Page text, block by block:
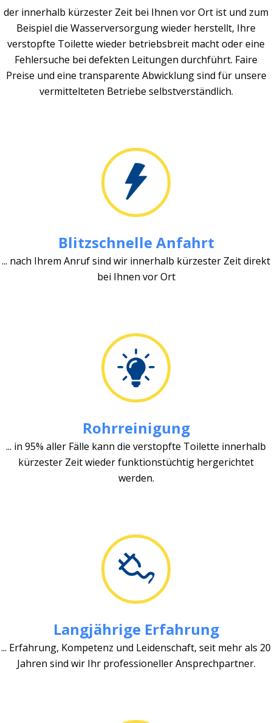
der innerhalb kürzester Zeit bei Ihnen vor Ort ist und zum
Beispiel die Wasserversorgung wieder herstellt, Ihre
verstopfte Toilette wieder betriebsbreit macht oder eine
Fehlersuche bei defekten Leitungen durchführt. Faire
Preise und eine transparente Abwicklung sind für unsere
vermittelteten Betriebe selbstverständlich.
Blitzschnelle Anfahrt
... nach Ihrem Anruf sind wir innerhalb kürzester Zeit direkt
bei Ihnen vor Ort
Rohrreinigung
... in 95% aller Fälle kann die verstopfte Toilette innerhalb
kürzester Zeit wieder funktionstüchtig hergerichtet
werden.
Langjährige Erfahrung
... Erfahrung, Kompetenz und Leidenschaft, seit mehr als 20
Jahren sind wir Ihr professioneller Ansprechpartner.